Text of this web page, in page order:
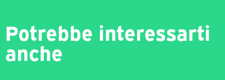
Potrebbe interessarti
anche